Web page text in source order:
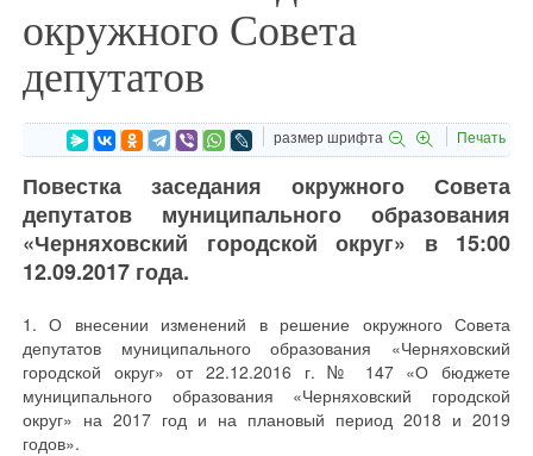
окружного Совета
депутатов
размер шрифта Печать
Повестка заседания окружного Совета
депутатов муниципального образования
«Черняховский городской округ» в 15:00
12.09.2017 года.
1. О внесении изменений в решение окружного Совета
депутатов муниципального образования «Черняховский
городской округ» от 22.12.2016 г. № 147 «О бюджете
муниципального образования «Черняховский городской
округ» на 2017 год и на плановый период 2018 и 2019
годов».